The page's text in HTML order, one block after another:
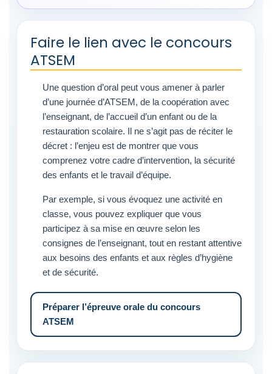
Faire le lien avec le concours
ATSEM
Une question d’oral peut vous amener à parler
d’une journée d’ATSEM, de la coopération avec
l’enseignant, de l’accueil d’un enfant ou de la
restauration scolaire. Il ne s’agit pas de réciter le
décret : l’enjeu est de montrer que vous
comprenez votre cadre d’intervention, la sécurité
des enfants et le travail d’équipe.
Par exemple, si vous évoquez une activité en
classe, vous pouvez expliquer que vous
participez à sa mise en œuvre selon les
consignes de l’enseignant, tout en restant attentive
aux besoins des enfants et aux règles d’hygiène
et de sécurité.
Préparer l’épreuve orale du concours
ATSEM